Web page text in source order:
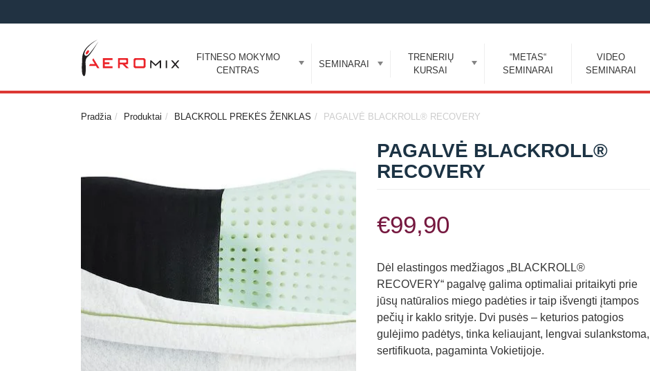
FITNESO MOKYMO
CENTRAS
SEMINARAI
TRENERIŲ
KURSAI
“METAS“
SEMINARAI
VIDEO
SEMINARAI
Pradžia Produktai BLACKROLL PREKĖS ŽENKLAS PAGALVĖ BLACKROLL® RECOVERY
PAGALVĖ BLACKROLL®
RECOVERY
€99,90
Dėl elastingos medžiagos „BLACKROLL®
RECOVERY“ pagalvę galima optimaliai pritaikyti prie
jūsų natūralios miego padėties ir taip išvengti įtampos
pečių ir kaklo srityje. Dvi pusės – keturios patogios
gulėjimo padėtys, tinka keliaujant, lengvai sulankstoma,
sertifikuota, pagaminta Vokietijoje.